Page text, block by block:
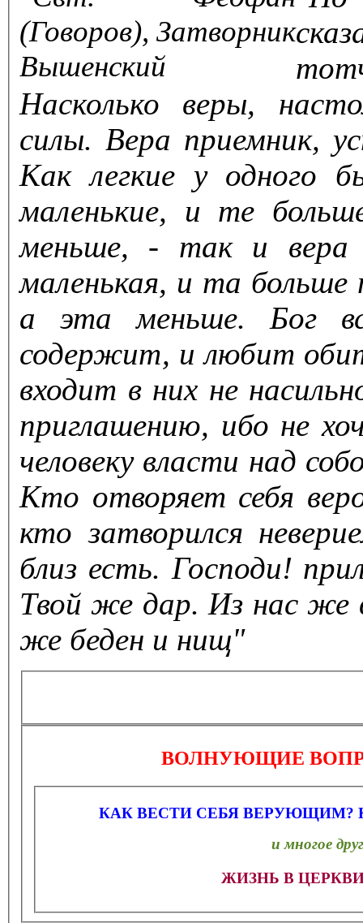
Насколько веры,
силы. Вера приемник,
Как легкие у одного
маленькие, и те
меньше, - так и вера
маленькая, и та
а эта меньше. Бог
содержит, и любит
входит в них не
приглашению, ибо не
человеку власти над
Кто отворяет себя
кто затворился
близ есть. Господи!
Твой же дар. Из нас же
же беден и нищ"
ВОЛНУЮЩИЕ
КАК ВЕСТИ СЕБЯ
и многое
ЖИЗНЬ В